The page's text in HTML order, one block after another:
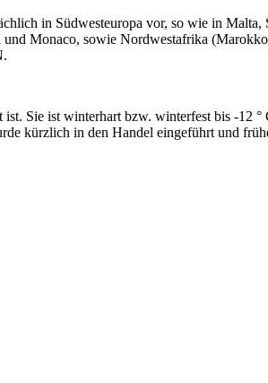
in Südwesteuropa vor, so wie in Malta,
und Monaco, sowie Nordwestafrika
Sie ist winterhart bzw. winterfest bis -12 °
kürzlich in den Handel eingeführt und